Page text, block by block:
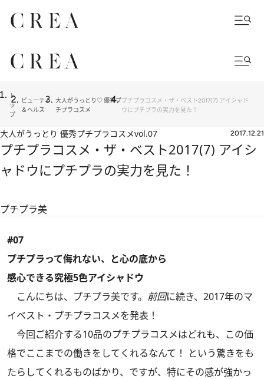
ト
ッ
プ
ビューティ
＆ヘルス
大人がうっとり♡ 優秀プ
チプラコスメ
プチプラコスメ・ザ・ベスト2017(7) アイシャド
ウにプチプラの実力を見た！
大人がうっとり 優秀プチプラコスメvol.07 2017.12.21
プチプラコスメ・ザ・ベスト2017(7) アイシ
ャドウにプチプラの実力を見た！
プチプラ美
#07
プチプラって侮れない、と心の底から
感心できる究極5色アイシャドウ
こんにちは、プチプラ美です。 前回に続き、2017年のマ
イベスト・プチプラコスメを発表！
今回ご紹介する10品のプチプラコスメはどれも、この価
格でここまでの働きをしてくれるなんて！ という驚きをも
たらしてくれるものばかり、ですが、特にその感が強かっ